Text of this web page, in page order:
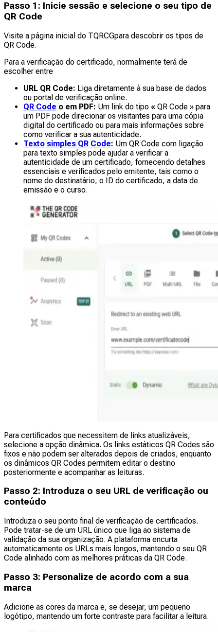
Passo 1: Inicie sessão e selecione o seu tipo de
QR Code
Visite a página inicial do TQRCGpara descobrir os tipos de
QR Code.
Para a verificação do certificado, normalmente terá de
escolher entre
URL QR Code: Liga diretamente à sua base de dados
ou portal de verificação online.
QR Code o em PDF: Um link do tipo « QR Code » para
um PDF pode direcionar os visitantes para uma cópia
digital do certificado ou para mais informações sobre
como verificar a sua autenticidade.
Texto simples QR Code: Um QR Code com ligação
para texto simples pode ajudar a verificar a
autenticidade de um certificado, fornecendo detalhes
essenciais e verificados pelo emitente, tais como o
nome do destinatário, o ID do certificado, a data de
emissão e o curso.
Para certificados que necessitem de links atualizáveis,
selecione a opção dinâmica. Os links estáticos QR Codes são
fixos e não podem ser alterados depois de criados, enquanto
os dinâmicos QR Codes permitem editar o destino
posteriormente e acompanhar as leituras.
Passo 2: Introduza o seu URL de verificação ou
conteúdo
Introduza o seu ponto final de verificação de certificados.
Pode tratar-se de um URL único que liga ao sistema de
validação da sua organização. A plataforma encurta
automaticamente os URLs mais longos, mantendo o seu QR
Code alinhado com as melhores práticas da QR Code.
Passo 3: Personalize de acordo com a sua
marca
Adicione as cores da marca e, se desejar, um pequeno
logótipo, mantendo um forte contraste para facilitar a leitura.